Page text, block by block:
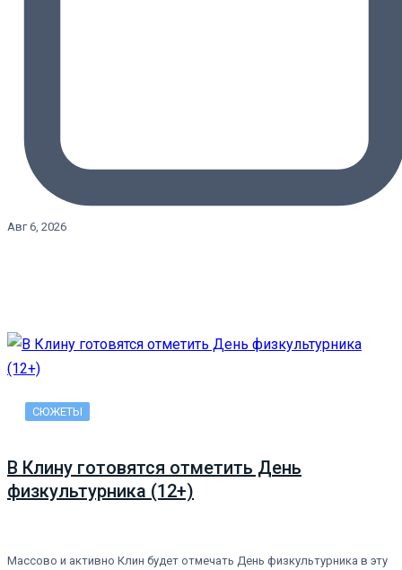
Авг 6, 2026
СЮЖЕТЫ
В Клину готовятся отметить День
физкультурника (12+)
Массово и активно Клин будет отмечать День физкультурника в эту